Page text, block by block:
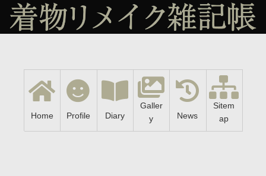
Home Profile Diary
Galler
y
News
Sitem
ap